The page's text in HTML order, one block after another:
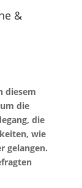
&
diesem
die
die
wie
gelangen.